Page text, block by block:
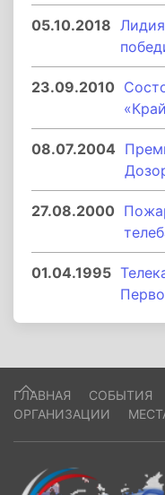
05.10.2018
23.09.2010
08.07.2004
27.08.2000
01.04.1995
ГЛАВНАЯ СОБЫТИЯ
ОРГАНИЗАЦИИ